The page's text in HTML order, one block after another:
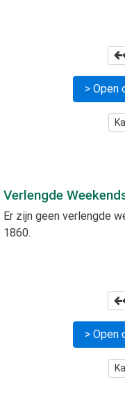
> Open
Verlengde
Er zijn geen verlengde
1860.
> Open